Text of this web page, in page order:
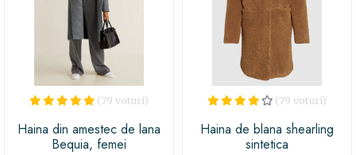
(79 voturi)
Haina din amestec de lana
Bequia, femei
(79 voturi)
Haina de blana shearling
sintetica